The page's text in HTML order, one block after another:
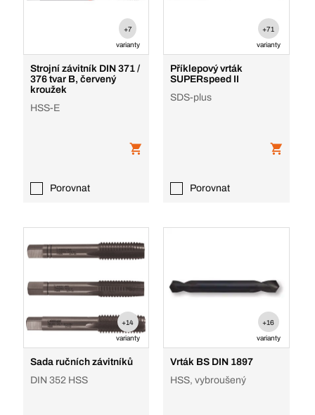
+7
varianty
Strojní závitník DIN 371 /
376 tvar B, červený
kroužek
HSS-E
Porovnat
+71
varianty
Příklepový vrták
SUPERspeed II
SDS-plus
Porovnat
+14
varianty
Sada ručních závitníků
DIN 352 HSS
+16
varianty
Vrták BS DIN 1897
HSS, vybroušený